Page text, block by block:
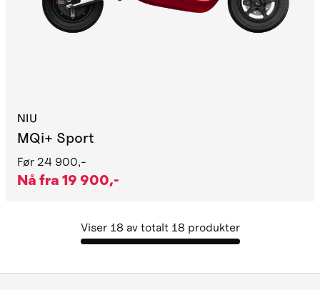
NIU
MQi+ Sport
Før 24 900,-
Nå fra 19 900,-
Viser 18 av totalt 18 produkter